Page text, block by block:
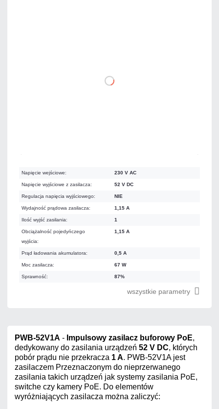
Napięcie wejściowe: 230 V AC
Napięcie wyjściowe z zasilacza: 52 V DC
Regulacja napięcia wyjściowego: NIE
Wydajność prądowa zasilacza: 1,15 A
Ilość wyjść zasilania: 1
Obciążalność pojedyńczego
wyjścia:
1,15 A
Prąd ładowania akumulatora: 0,5 A
Moc zasilacza: 67 W
Sprawność: 87%
wszystkie parametry
PWB-52V1A - Impulsowy zasilacz buforowy PoE,
dedykowany do zasilania urządzeń 52 V DC, których
pobór prądu nie przekracza 1 A. PWB-52V1A jest
zasilaczem Przeznaczonym do nieprzerwanego
zasilania takich urządzeń jak systemy zasilania PoE,
switche czy kamery PoE. Do elementów
wyróżniających zasilacza można zaliczyć: